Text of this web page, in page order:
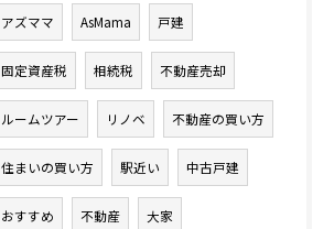
アズママ AsMama 戸建
固定資産税 相続税 不動産売却
ルームツアー リノベ 不動産の買い方
住まいの買い方 駅近い 中古戸建
おすすめ 不動産 大家